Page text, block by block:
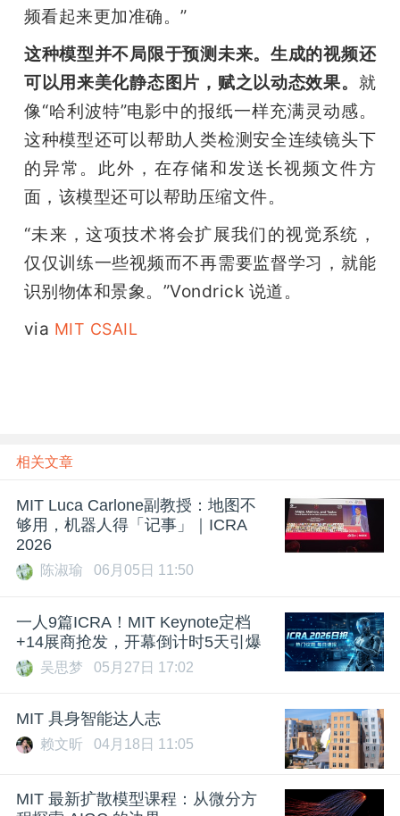
频看起来更加准确。”
这种模型并不局限于预测未来。生成的视频还
可以用来美化静态图片，赋之以动态效果。 就
像“哈利波特”电影中的报纸一样充满灵动感。
这种模型还可以帮助人类检测安全连续镜头下
的异常。此外，在存储和发送长视频文件方
面，该模型还可以帮助压缩文件。
“未来，这项技术将会扩展我们的视觉系统，
仅仅训练一些视频而不再需要监督学习，就能
识别物体和景象。”Vondrick 说道。
via MIT CSAIL
相关文章
MIT Luca Carlone副教授：地图不
够用，机器人得「记事」｜ICRA
2026
陈淑瑜 06月05日 11:50
一人9篇ICRA！MIT Keynote定档
+14展商抢发，开幕倒计时5天引爆
吴思梦 05月27日 17:02
MIT 具身智能达人志
赖文昕 04月18日 11:05
MIT 最新扩散模型课程：从微分方